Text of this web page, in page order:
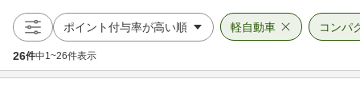
軽自動車 コンパ
26件中1~26件表示